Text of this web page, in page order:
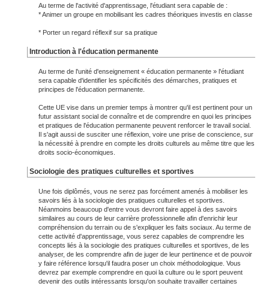
Au terme de l'activité d'apprentissage, l'étudiant sera capable de :
* Animer un groupe en mobilisant les cadres théoriques investis en classe
* Porter un regard réflexif sur sa pratique
Introduction à l'éducation permanente
Au terme de l'unité d'enseignement « éducation permanente » l'étudiant
sera capable d'identifier les spécificités des démarches, pratiques et
principes de l'éducation permanente.
Cette UE vise dans un premier temps à montrer qu'il est pertinent pour un
futur assistant social de connaître et de comprendre en quoi les principes
et pratiques de l'éducation permanente peuvent renforcer le travail social.
Il s'agit aussi de susciter une réflexion, voire une prise de conscience, sur
la nécessité à prendre en compte les droits culturels au même titre que les
droits socio-économiques.
Sociologie des pratiques culturelles et sportives
Une fois diplômés, vous ne serez pas forcément amenés à mobiliser les
savoirs liés à la sociologie des pratiques culturelles et sportives.
Néanmoins beaucoup d'entre vous devront faire appel à des savoirs
similaires au cours de leur carrière professionnelle afin d'enrichir leur
compréhension du terrain ou de s'expliquer les faits sociaux. Au terme de
cette activité d'apprentissage, vous serez capables de comprendre les
concepts liés à la sociologie des pratiques culturelles et sportives, de les
analyser, de les comprendre afin de juger de leur pertinence et de pouvoir
y faire référence lorsqu'il faudra poser un choix méthodologique. Vous
devrez par exemple comprendre en quoi la culture ou le sport peuvent
devenir des outils intéressants lorsqu'on souhaite travailler certaines